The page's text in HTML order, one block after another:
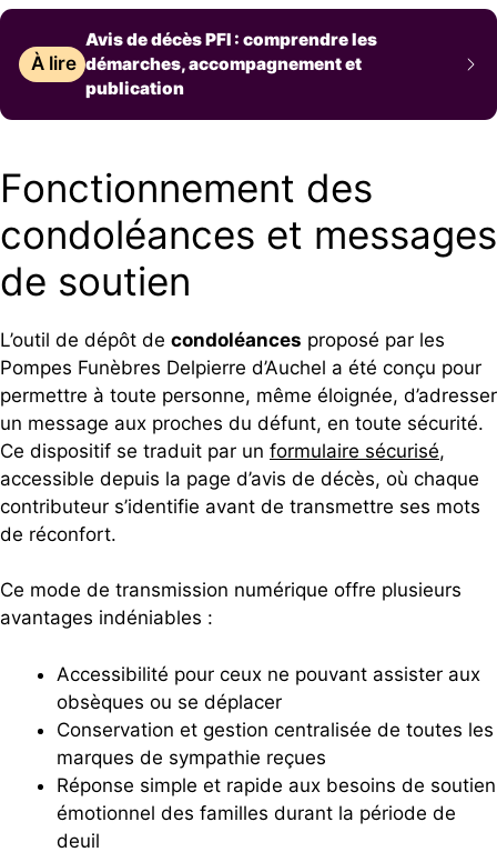
À lire
Avis de décès PFI : comprendre les
démarches, accompagnement et
publication
Fonctionnement des
condoléances et messages
de soutien
L’outil de dépôt de condoléances proposé par les
Pompes Funèbres Delpierre d’Auchel a été conçu pour
permettre à toute personne, même éloignée, d’adresser
un message aux proches du défunt, en toute sécurité.
Ce dispositif se traduit par un formulaire sécurisé,
accessible depuis la page d’avis de décès, où chaque
contributeur s’identifie avant de transmettre ses mots
de réconfort.
Ce mode de transmission numérique offre plusieurs
avantages indéniables :
Accessibilité pour ceux ne pouvant assister aux
obsèques ou se déplacer
Conservation et gestion centralisée de toutes les
marques de sympathie reçues
Réponse simple et rapide aux besoins de soutien
émotionnel des familles durant la période de
deuil